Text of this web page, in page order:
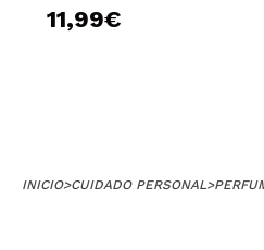
11,99€
INICIO>CUIDADO PERSONAL>